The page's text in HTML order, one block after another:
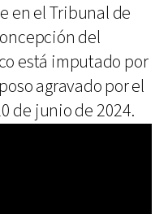
en el Tribunal de
del
está imputado por
agravado por el
de junio de 2024.